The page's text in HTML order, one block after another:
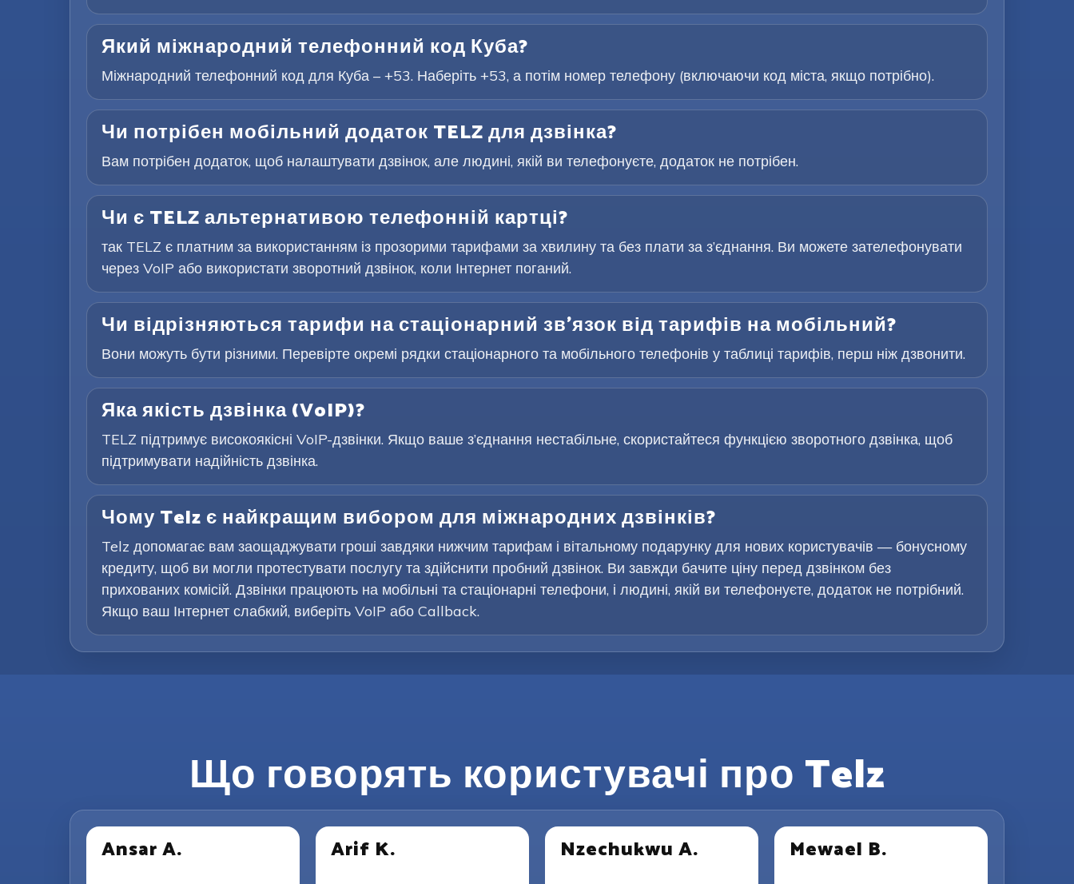
Який міжнародний телефонний код Куба?
Міжнародний телефонний код для Куба – +53. Наберіть +53, а потім номер телефону (включаючи код міста, якщо потрібно).
Чи потрібен мобільний додаток TELZ для дзвінка?
Вам потрібен додаток, щоб налаштувати дзвінок, але людині, якій ви телефонуєте, додаток не потрібен.
Чи є TELZ альтернативою телефонній картці?
так TELZ є платним за використанням із прозорими тарифами за хвилину та без плати за з’єднання. Ви можете зателефонувати
через VoIP або використати зворотний дзвінок, коли Інтернет поганий.
Чи відрізняються тарифи на стаціонарний зв’язок від тарифів на мобільний?
Вони можуть бути різними. Перевірте окремі рядки стаціонарного та мобільного телефонів у таблиці тарифів, перш ніж дзвонити.
Яка якість дзвінка (VoIP)?
TELZ підтримує високоякісні VoIP-дзвінки. Якщо ваше з’єднання нестабільне, скористайтеся функцією зворотного дзвінка, щоб
підтримувати надійність дзвінка.
Чому Telz є найкращим вибором для міжнародних дзвінків?
Telz допомагає вам заощаджувати гроші завдяки нижчим тарифам і вітальному подарунку для нових користувачів — бонусному
кредиту, щоб ви могли протестувати послугу та здійснити пробний дзвінок. Ви завжди бачите ціну перед дзвінком без
прихованих комісій. Дзвінки працюють на мобільні та стаціонарні телефони, і людині, якій ви телефонуєте, додаток не потрібний.
Якщо ваш Інтернет слабкий, виберіть VoIP або Callback.
Що говорять користувачі про Telz
Ansar A. Arif K. Nzechukwu A. Mewael B.